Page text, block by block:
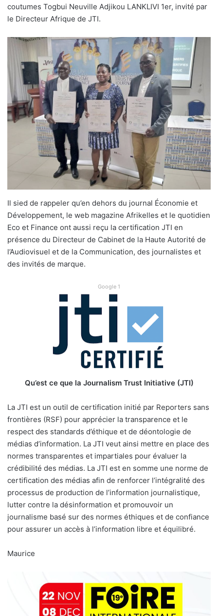
coutumes Togbui Neuville Adjikou LANKLIVI 1er, invité par
le Directeur Afrique de JTI.
Il sied de rappeler qu’en dehors du journal Économie et
Développement, le web magazine Afrikelles et le quotidien
Eco et Finance ont aussi reçu la certification JTI en
présence du Directeur de Cabinet de la Haute Autorité de
l’Audiovisuel et de la Communication, des journalistes et
des invités de marque.
Google 1
Qu’est ce que la Journalism Trust Initiative (JTI)
La JTI est un outil de certification initié par Reporters sans
frontières (RSF) pour apprécier la transparence et le
respect des standards d’éthique et de déontologie de
médias d’information. La JTI veut ainsi mettre en place des
normes transparentes et impartiales pour évaluer la
crédibilité des médias. La JTI est en somme une norme de
certification des médias afin de renforcer l’intégralité des
processus de production de l’information journalistique,
lutter contre la désinformation et promouvoir un
journalisme basé sur des normes éthiques et de confiance
pour assurer un accès à l’information libre et équilibré.
Maurice